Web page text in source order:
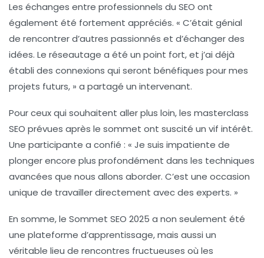
Les échanges entre professionnels du SEO ont
également été fortement appréciés. « C’était génial
de rencontrer d’autres passionnés et d’échanger des
idées. Le réseautage a été un point fort, et j’ai déjà
établi des connexions qui seront bénéfiques pour mes
projets futurs, » a partagé un intervenant.
Pour ceux qui souhaitent aller plus loin, les masterclass
SEO prévues après le sommet ont suscité un vif intérêt.
Une participante a confié : « Je suis impatiente de
plonger encore plus profondément dans les techniques
avancées que nous allons aborder. C’est une occasion
unique de travailler directement avec des experts. »
En somme, le Sommet SEO 2025 a non seulement été
une plateforme d’apprentissage, mais aussi un
véritable lieu de rencontres fructueuses où les